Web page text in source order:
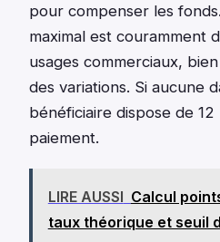
pour compenser les
maximal est couramment
usages commerciaux,
des variations. Si aucune
bénéficiaire dispose de
paiement.
LIRE AUSSI Calcul
taux théorique et seuil